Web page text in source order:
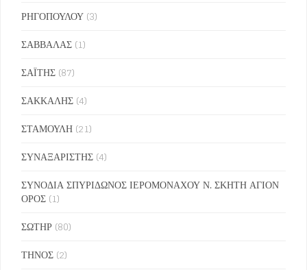
ΡΗΓΟΠΟΥΛΟΥ (3)
ΣΑΒΒΑΛΑΣ (1)
ΣΑΪΤΗΣ (87)
ΣΑΚΚΑΛΗΣ (4)
ΣΤΑΜΟΥΛΗ (21)
ΣΥΝΑΞΑΡΙΣΤΗΣ (4)
ΣΥΝΟΔΙΑ ΣΠΥΡΙΔΩΝΟΣ ΙΕΡΟΜΟΝΑΧΟΥ Ν. ΣΚΗΤΗ ΑΓΙΟΝ
ΟΡΟΣ (1)
ΣΩΤΗΡ (80)
ΤΗΝΟΣ (2)